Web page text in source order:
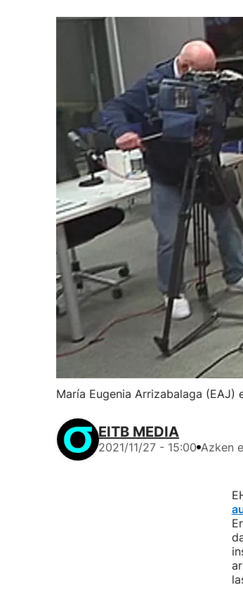
María Eugenia Arrizabalaga (EAJ)
EITB MEDIA
2021/11/27 - 15:00 Azken